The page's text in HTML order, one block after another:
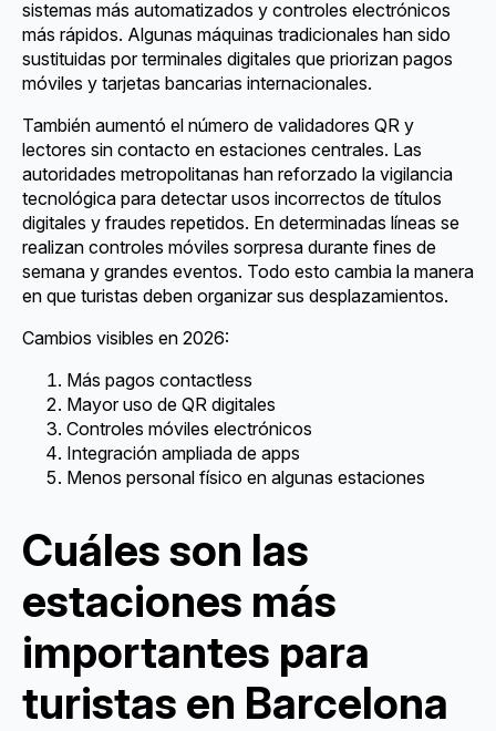
sistemas más automatizados y controles electrónicos
más rápidos. Algunas máquinas tradicionales han sido
sustituidas por terminales digitales que priorizan pagos
móviles y tarjetas bancarias internacionales.
También aumentó el número de validadores QR y
lectores sin contacto en estaciones centrales. Las
autoridades metropolitanas han reforzado la vigilancia
tecnológica para detectar usos incorrectos de títulos
digitales y fraudes repetidos. En determinadas líneas se
realizan controles móviles sorpresa durante fines de
semana y grandes eventos. Todo esto cambia la manera
en que turistas deben organizar sus desplazamientos.
Cambios visibles en 2026:
Más pagos contactless
Mayor uso de QR digitales
Controles móviles electrónicos
Integración ampliada de apps
Menos personal físico en algunas estaciones
Cuáles son las
estaciones más
importantes para
turistas en Barcelona